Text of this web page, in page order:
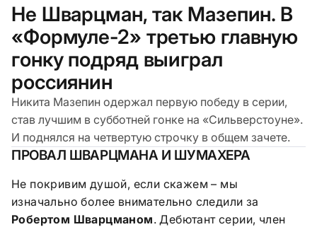
Не Шварцман, так Мазепин. В
«Формуле-2» третью главную
гонку подряд выиграл
россиянин
Никита Мазепин одержал первую победу в серии,
став лучшим в субботней гонке на «Сильверстоуне».
И поднялся на четвертую строчку в общем зачете.
ПРОВАЛ ШВАРЦМАНА И ШУМАХЕРА
Не покривим душой, если скажем – мы
изначально более внимательно следили за
Робертом Шварцманом. Дебютант серии, член